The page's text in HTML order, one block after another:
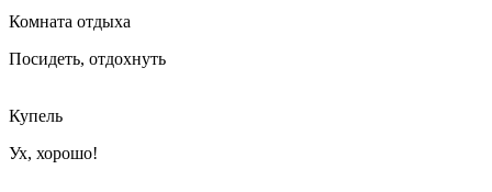
Комната отдыха
Посидеть, отдохнуть
Купель
Ух, хорошо!